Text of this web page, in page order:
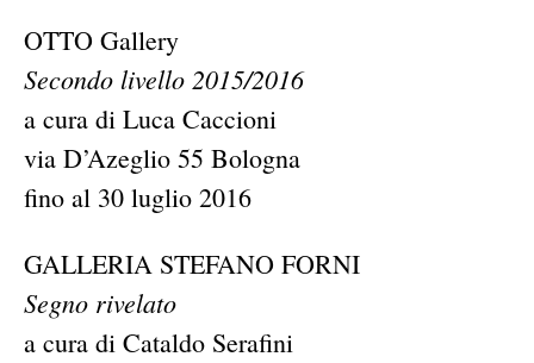
OTTO Gallery
Secondo livello 2015/2016
a cura di Luca Caccioni
via D’Azeglio 55 Bologna
fino al 30 luglio 2016
GALLERIA STEFANO FORNI
Segno rivelato
a cura di Cataldo Serafini